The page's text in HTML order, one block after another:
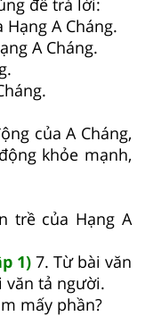
để trả lời:
A Cháng.
A Cháng.
của A Cháng,
khỏe mạnh,
trề của Hạng A
1)7. Từ bài văn
văn tả người.
mấy phần?